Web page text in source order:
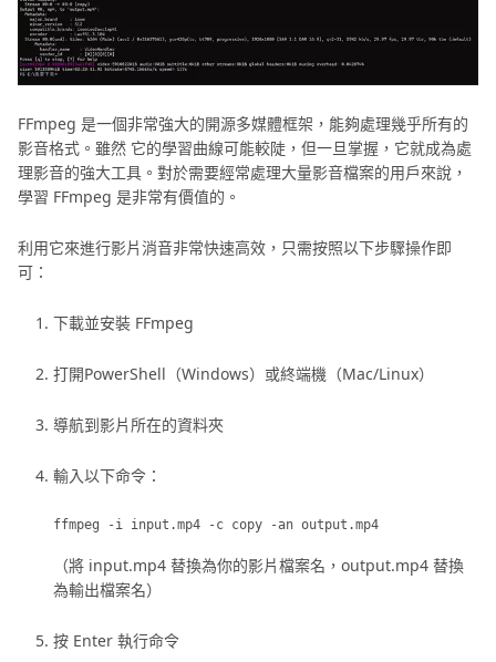
FFmpeg 是一個非常強大的開源多媒體框架，能夠處理幾乎所有的
影音格式。雖然 它的學習曲線可能較陡，但一旦掌握，它就成為處
理影音的強大工具。對於需要經常處理大量影音檔案的用戶來說，
學習 FFmpeg 是非常有價值的。
利用它來進行影片消音非常快速高效，只需按照以下步驟操作即
可：
下載並安裝 FFmpeg
打開PowerShell（Windows）或終端機（Mac/Linux）
導航到影片所在的資料夾
輸入以下命令：
（將 input.mp4 替換為你的影片檔案名，output.mp4 替換
為輸出檔案名）
按 Enter 執行命令